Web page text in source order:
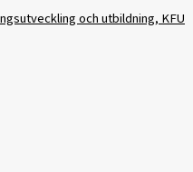
och utbildning, KFU